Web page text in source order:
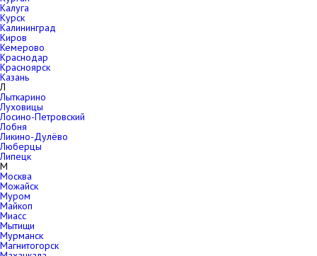
Калуга
Курск
Калининград
Киров
Кемерово
Краснодар
Красноярск
Казань
Л
Лыткарино
Луховицы
Лосино-Петровский
Лобня
Ликино-Дулёво
Люберцы
Липецк
М
Москва
Можайск
Муром
Майкоп
Миасс
Мытищи
Мурманск
Магнитогорск